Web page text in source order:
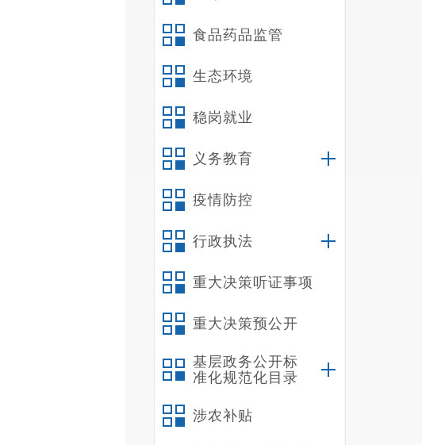
食品药品监管
生态环境
稳岗就业
义务教育
疫情防控
行政执法
重大决策听证事项
重大决策预公开
基层政务公开标
准化规范化目录
涉农补贴